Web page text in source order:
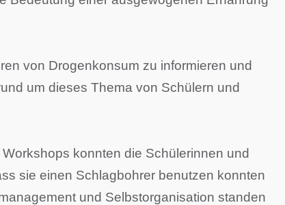
von Drogenkonsum zu informieren und
um dieses Thema von Schülern und
konnten die Schülerinnen und
sie einen Schlagbohrer benutzen konnten
und Selbstorganisation standen